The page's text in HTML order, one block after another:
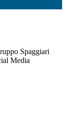
Spaggiari
Media